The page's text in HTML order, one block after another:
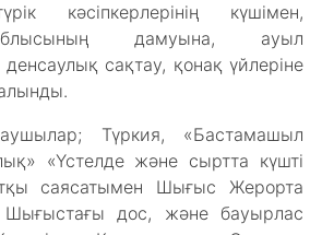
кәсіпкерлерінің күшімен,
дамуына, ауыл
сақтау, қонақ үйлеріне
Түркия, «Бастамашыл
«Үстелде және сыртта күшті
саясатымен Шығыс Жерорта
Шығыстағы дос, және бауырлас